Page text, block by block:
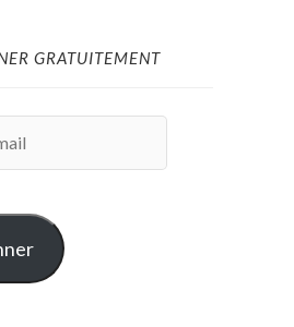
GRATUITEMENT